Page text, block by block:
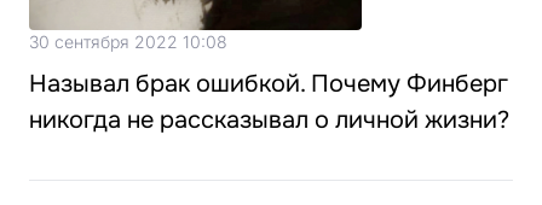
30 сентября 2022 10:08
Называл брак ошибкой. Почему Финберг
никогда не рассказывал о личной жизни?